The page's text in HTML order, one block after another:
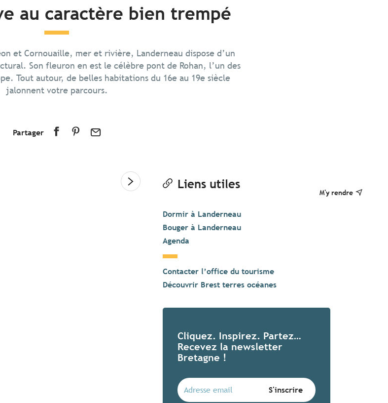
M'y rendre
au caractère bien trempé
et Cornouaille, mer et rivière, Landerneau dispose d’un
Son fleuron en est le célèbre pont de Rohan, l’un des
Tout autour, de belles habitations du 16e au 19e siècle
jalonnent votre parcours.
Partager
Liens utiles
Dormir à Landerneau
Bouger à Landerneau
Agenda
Contacter l’office du tourisme
Découvrir Brest terres océanes
Cliquez. Inspirez. Partez…
Recevez la newsletter
Bretagne !